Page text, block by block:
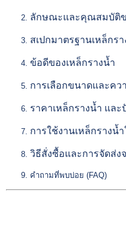
ลักษณะและคุณสมบัติข
สเปกมาตรฐานเหล็กรา
ข้อดีของเหล็กรางน้ำ
การเลือกขนาดและคว
ราคาเหล็กรางน้ำ แล
การใช้งานเหล็กรางน้
วิธีสั่งซื้อและการจัดส่
คำถามที่พบบ่อย (FAQ)